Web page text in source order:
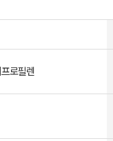
로필렌